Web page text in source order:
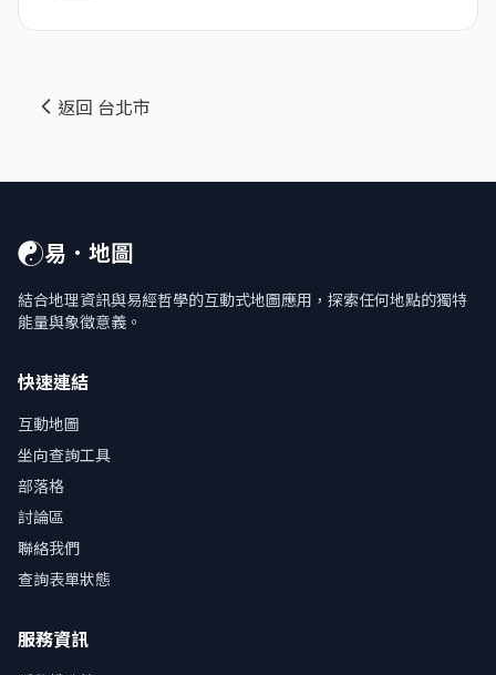
返回 台北市
☯易．地圖
結合地理資訊與易經哲學的互動式地圖應用，探索任何地點的獨特
能量與象徵意義。
快速連結
互動地圖
坐向查詢工具
部落格
討論區
聯絡我們
查詢表單狀態
服務資訊